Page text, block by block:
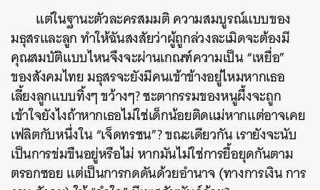
แต่ในฐานะตัวละครสมมติ ความสมบูรณ์แบบของ
มธุสรและลูก ทำให้ฉันสงสัยว่าผู้ถูกล่วงละเมิดจะต้องมี
คุณสมบัติแบบไหนจึงจะผ่านเกณฑ์ความเป็น “เหยื่อ”
ของสังคมไทย มธุสรจะยังมีคนเข้าข้างอยู่ไหมหากเธอ
เลี้ยงลูกแบบทิ้งๆ ขว้างๆ? ชะตากรรมของหนูผึ้งจะถูก
เข้าใจยังไงถ้าหากเธอไม่ใช่เด็กน้อยติดแม่หากแต่อาจเคย
เฟลิตกับหนึ่งใน “เจ็ดทรชน”? ขณะเดียวกัน เรายังจะนับ
เป็นการข่มขืนอยู่หรือไม่ หากมันไม่ใช่การยื้อยุดกันตาม
ตรอกซอย แต่เป็นการกดดันด้วยอำนาจ (ทางการเงิน การ